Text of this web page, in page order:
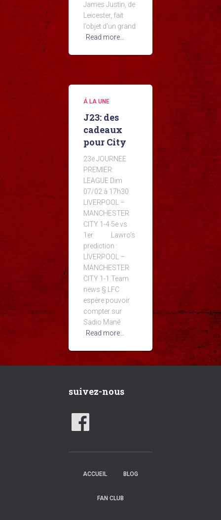
James Justin, de
Leicester, fait
l’objet d’un grand
Read more…
Á LA UNE
J23: des
cadeaux
pour City
23e JOURNEE
PREMIER
LEAGUE Dim
07/02 à 17h30
LIVERPOOL –
MANCHESTER
CITY 1-4 5e vs
1er Lawro’s
prediction :
LIVERPOOL –
MANCHESTER
CITY 1-1 Team
news § LFC
espère pouvoir
compter sur
Sadio Mané
Read more…
suivez-nous
ACCUEIL BLOG
FAN CLUB